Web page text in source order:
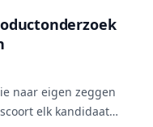
naar eigen zeggen
elk kandidaat-